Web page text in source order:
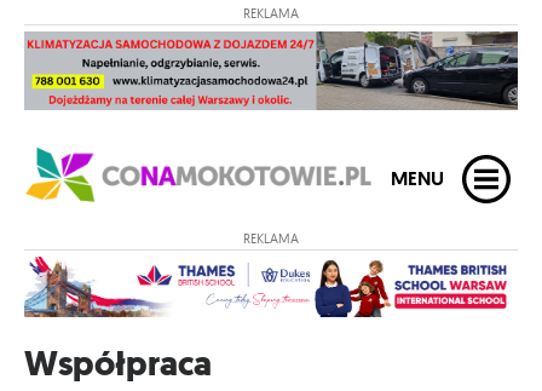
REKLAMA
MENU
REKLAMA
Współpraca